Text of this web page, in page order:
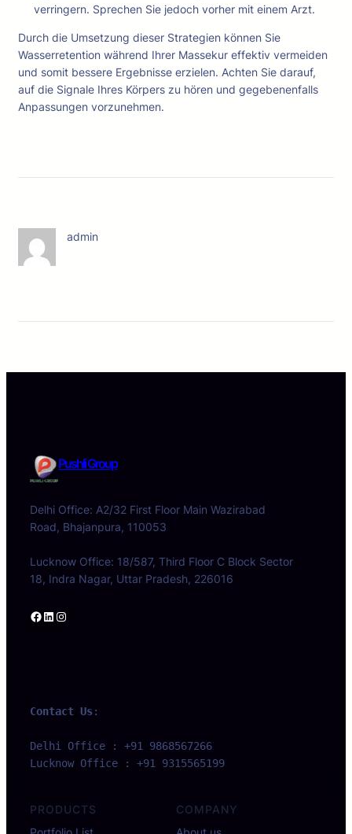
verringern. Sprechen Sie jedoch vorher mit einem Arzt.
Durch die Umsetzung dieser Strategien können Sie
Wasserretention während Ihrer Massekur effektiv vermeiden
und somit bessere Ergebnisse erzielen. Achten Sie darauf,
auf die Signale Ihres Körpers zu hören und gegebenenfalls
Anpassungen vorzunehmen.
admin
Pushli Group
Delhi Office: A2/32 First Floor Main Wazirabad
Road, Bhajanpura, 110053
Lucknow Office: 18/587, Third Floor C Block Sector
18, Indra Nagar, Uttar Pradesh, 226016
Facebook LinkedIn Instagram
Contact Us:
Delhi Office : +91 9868567266
Lucknow Office : +91 9315565199
PRODUCTS
COMPANY